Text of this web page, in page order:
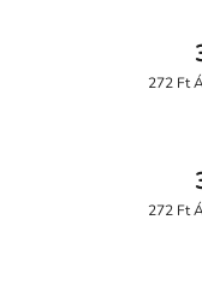
272 Ft
272 Ft